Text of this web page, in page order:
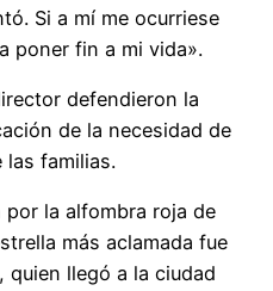
Si a mí me ocurriese
poner fin a mi vida».
defendieron la
de la necesidad de
las familias.
la alfombra roja de
más aclamada fue
llegó a la ciudad